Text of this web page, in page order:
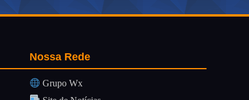
Nossa Rede
Grupo Wx